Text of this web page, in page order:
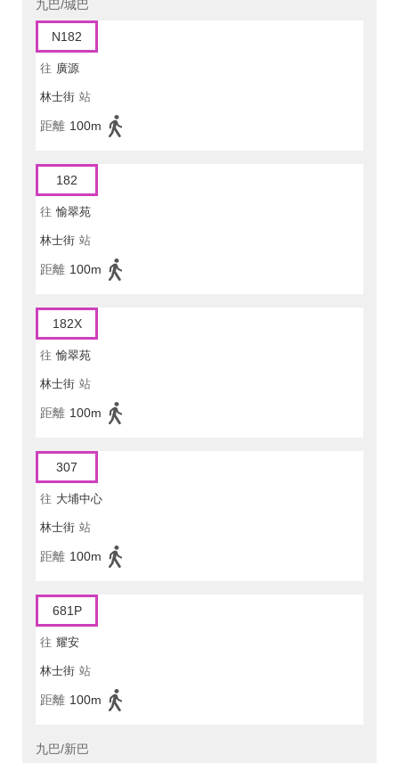
九巴/城巴
N182
往 廣源
林士街 站
距離 100m
182
往 愉翠苑
林士街 站
距離 100m
182X
往 愉翠苑
林士街 站
距離 100m
307
往 大埔中心
林士街 站
距離 100m
681P
往 耀安
林士街 站
距離 100m
九巴/新巴